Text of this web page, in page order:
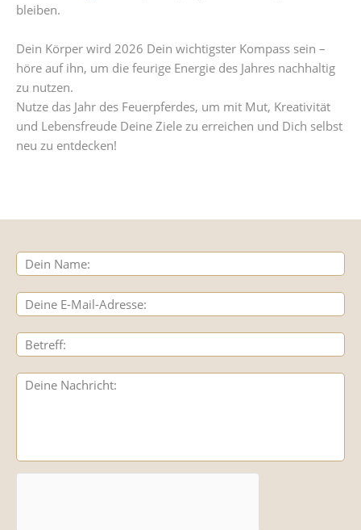
bleiben.
Dein Körper wird 2026 Dein wichtigster Kompass sein –
höre auf ihn, um die feurige Energie des Jahres nachhaltig
zu nutzen.
Nutze das Jahr des Feuerpferdes, um mit Mut, Kreativität
und Lebensfreude Deine Ziele zu erreichen und Dich selbst
neu zu entdecken!